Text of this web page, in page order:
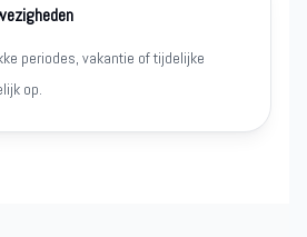
periodes, vakantie of tijdelijke
op.